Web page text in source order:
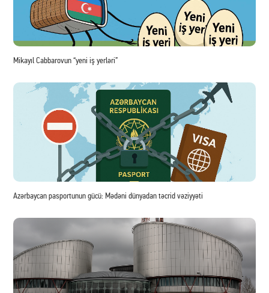
Mikayıl Cabbarovun “yeni iş yerləri”
Azərbaycan pasportunun gücü: Mədəni dünyadan təcrid vəziyyəti